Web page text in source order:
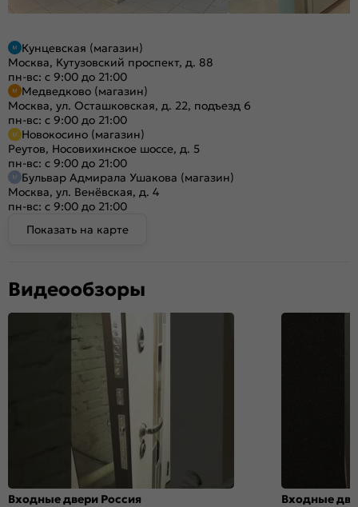
Кунцевская (магазин)
Москва, Кутузовский проспект, д. 88
пн-вс: с 9:00 до 21:00
Медведково (магазин)
Москва, ул. Осташковская, д. 22, подъезд 6
пн-вс: с 9:00 до 21:00
Новокосино (магазин)
Реутов, Носовихинское шоссе, д. 5
пн-вс: с 9:00 до 21:00
Бульвар Адмирала Ушакова (магазин)
Москва, ул. Венёвская, д. 4
пн-вс: с 9:00 до 21:00
Показать на карте
Видеообзоры
Входные двери Россия Входные